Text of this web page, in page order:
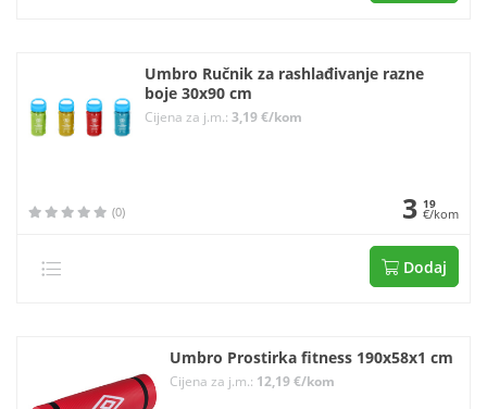
Umbro Ručnik za rashlađivanje razne
boje 30x90 cm
Cijena za j.m.: 3,19 €/kom
(0) 3 19
€/kom
Dodaj
Umbro Prostirka fitness 190x58x1 cm
Cijena za j.m.: 12,19 €/kom